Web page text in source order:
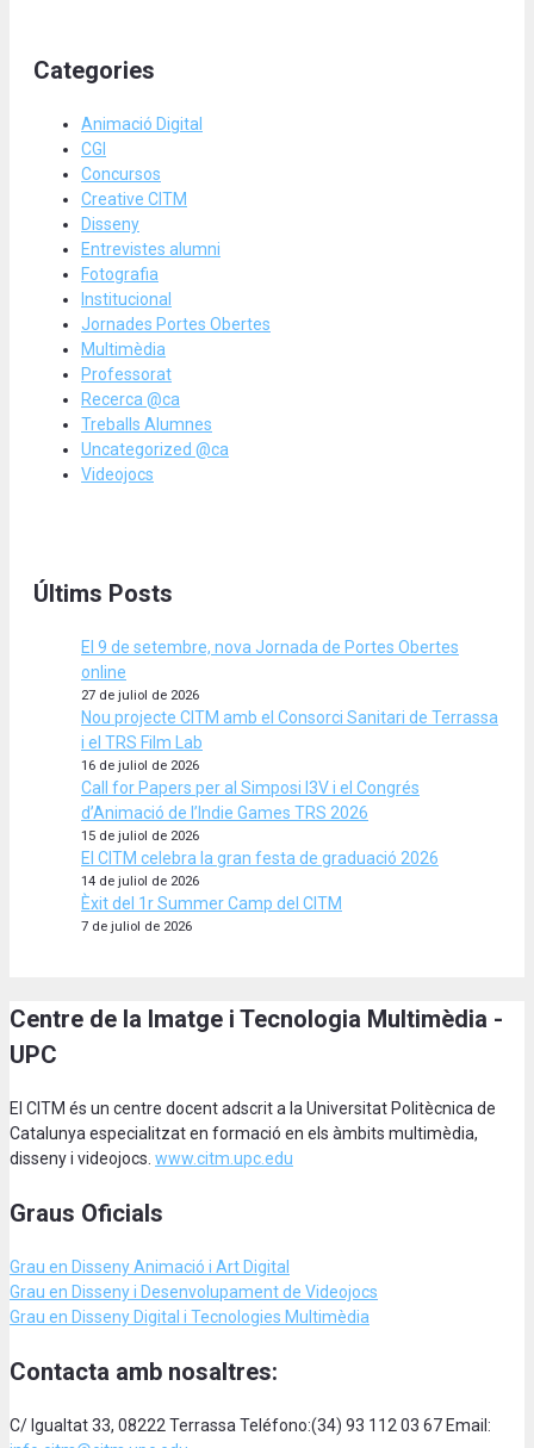
Categories
Animació Digital
CGI
Concursos
Creative CITM
Disseny
Entrevistes alumni
Fotografia
Institucional
Jornades Portes Obertes
Multimèdia
Professorat
Recerca @ca
Treballs Alumnes
Uncategorized @ca
Videojocs
Últims Posts
El 9 de setembre, nova Jornada de Portes Obertes
online
27 de juliol de 2026
Nou projecte CITM amb el Consorci Sanitari de Terrassa
i el TRS Film Lab
16 de juliol de 2026
Call for Papers per al Simposi I3V i el Congrés
d’Animació de l’Indie Games TRS 2026
15 de juliol de 2026
El CITM celebra la gran festa de graduació 2026
14 de juliol de 2026
Èxit del 1r Summer Camp del CITM
7 de juliol de 2026
Centre de la Imatge i Tecnologia Multimèdia -
UPC
El CITM és un centre docent adscrit a la Universitat Politècnica de
Catalunya especialitzat en formació en els àmbits multimèdia,
disseny i videojocs. www.citm.upc.edu
Graus Oficials
Grau en Disseny Animació i Art Digital
Grau en Disseny i Desenvolupament de Videojocs
Grau en Disseny Digital i Tecnologies Multimèdia
Contacta amb nosaltres:
C/ Igualtat 33, 08222 Terrassa Teléfono:(34) 93 112 03 67 Email: